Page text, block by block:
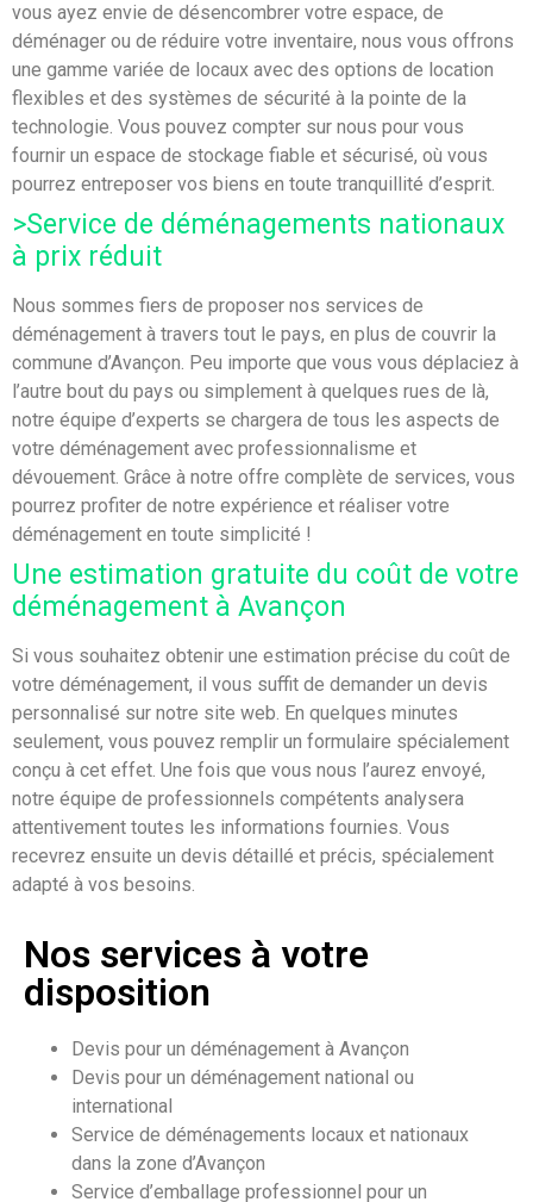
vous ayez envie de désencombrer votre espace, de
déménager ou de réduire votre inventaire, nous vous offrons
une gamme variée de locaux avec des options de location
flexibles et des systèmes de sécurité à la pointe de la
technologie. Vous pouvez compter sur nous pour vous
fournir un espace de stockage fiable et sécurisé, où vous
pourrez entreposer vos biens en toute tranquillité d’esprit.
>Service de déménagements nationaux
à prix réduit
Nous sommes fiers de proposer nos services de
déménagement à travers tout le pays, en plus de couvrir la
commune d’Avançon. Peu importe que vous vous déplaciez à
l’autre bout du pays ou simplement à quelques rues de là,
notre équipe d’experts se chargera de tous les aspects de
votre déménagement avec professionnalisme et
dévouement. Grâce à notre offre complète de services, vous
pourrez profiter de notre expérience et réaliser votre
déménagement en toute simplicité !
Une estimation gratuite du coût de votre
déménagement à Avançon
Si vous souhaitez obtenir une estimation précise du coût de
votre déménagement, il vous suffit de demander un devis
personnalisé sur notre site web. En quelques minutes
seulement, vous pouvez remplir un formulaire spécialement
conçu à cet effet. Une fois que vous nous l’aurez envoyé,
notre équipe de professionnels compétents analysera
attentivement toutes les informations fournies. Vous
recevrez ensuite un devis détaillé et précis, spécialement
adapté à vos besoins.
Nos services à votre
disposition
Devis pour un déménagement à Avançon
Devis pour un déménagement national ou
international
Service de déménagements locaux et nationaux
dans la zone d’Avançon
Service d’emballage professionnel pour un